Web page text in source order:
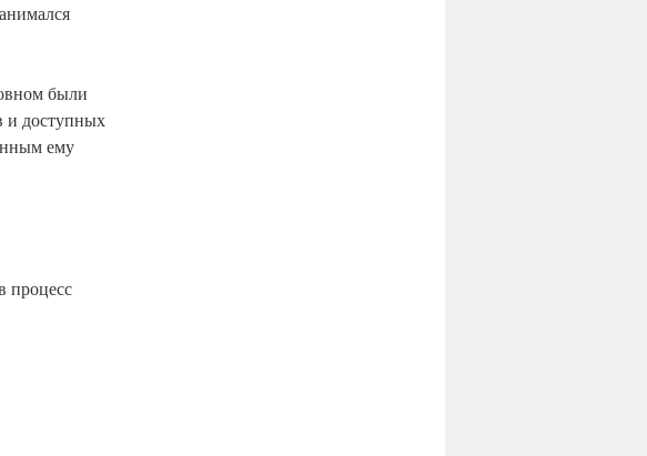
были
и доступных
ему
процесс